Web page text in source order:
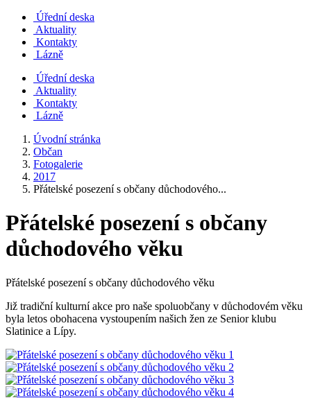
Úřední deska
Aktuality
Kontakty
Lázně
Úřední deska
Aktuality
Kontakty
Lázně
Úvodní stránka
Občan
Fotogalerie
2017
Přátelské posezení s občany důchodového...
Přátelské posezení s občany
důchodového věku
Přátelské posezení s občany důchodového věku
Již tradiční kulturní akce pro naše spoluobčany v důchodovém věku
byla letos obohacena vystoupením našich žen ze Senior klubu
Slatinice a Lípy.